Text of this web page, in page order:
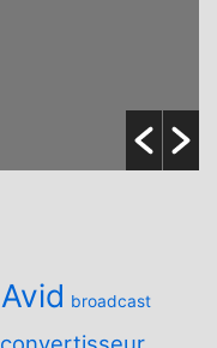
Avid broadcast